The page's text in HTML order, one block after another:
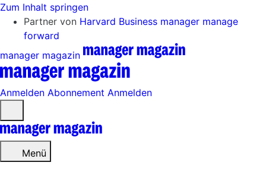
Zum Inhalt springen
Partner von Harvard Business manager manage
forward
manager magazin
Anmelden Abonnement Anmelden
öffnen
Menü